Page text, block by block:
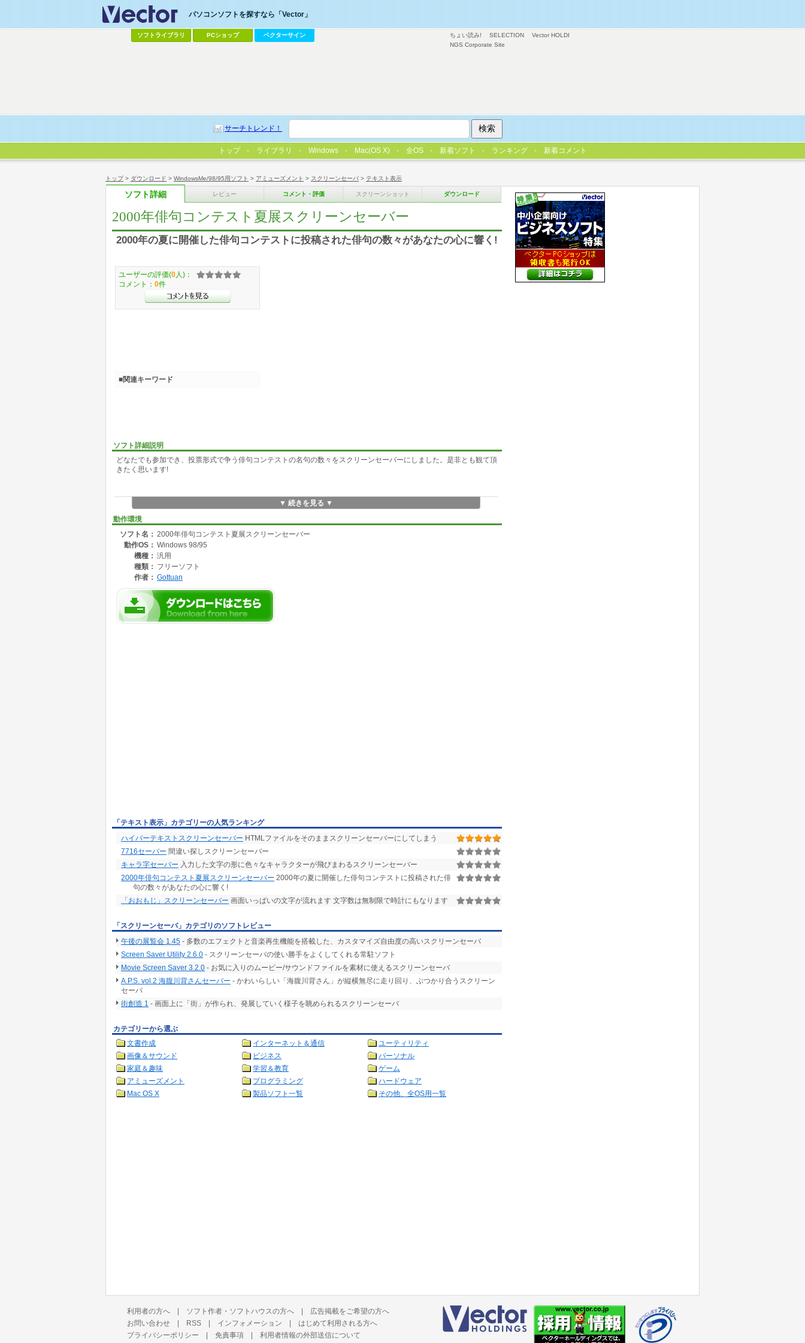
トップ> ダウンロード > WindowsMe/98/95用ソフト > アミューズメント > スクリーンセーバ > テキスト表示
ソフト詳細 レビュー コメント・評価 スクリーンショット ダウンロード
2000年俳句コンテスト夏展スクリーンセーバー
2000年の夏に開催した俳句コンテストに投稿された俳句の数々があなたの心に響く!
ソフト詳細説明
どなたでも参加でき、投票形式で争う俳句コンテストの名句の数々をスクリーンセーバーにしました。是非とも観て頂
きたく思います!
▼ 続きを見る ▼
動作環境
ソフト名： 2000年俳句コンテスト夏展スクリーンセーバー
動作OS： Windows 98/95
機種： 汎用
種類： フリーソフト
作者： Gottuan
ユーザーの評価(0 人)：
コメント： 0件
■関連キーワード
「テキスト表示」カテゴリーの人気ランキング
ハイパーテキストスクリーンセーバー HTMLファイルをそのままスクリーンセーバーにしてしまう
7716セーバー 間違い探しスクリーンセーバー
キャラ字セーバー 入力した文字の形に色々なキャラクターが飛びまわるスクリーンセーバー
2000年俳句コンテスト夏展スクリーンセーバー 2000年の夏に開催した俳句コンテストに投稿された俳
句の数々があなたの心に響く!
「おおもじ」スクリーンセーバー 画面いっぱいの文字が流れます 文字数は無制限で時計にもなります
「スクリーンセーバ」カテゴリのソフトレビュー
午後の展覧会 1.45 - 多数のエフェクトと音楽再生機能を搭載した、カスタマイズ自由度の高いスクリーンセーバ
Screen Saver Utility 2.6.0 - スクリーンセーバの使い勝手をよくしてくれる常駐ソフト
Movie Screen Saver 3.2.0 - お気に入りのムービー/サウンドファイルを素材に使えるスクリーンセーバ
A.P.S. vol.2 海腹川背さんセーバー - かわいらしい「海腹川背さん」が縦横無尽に走り回り、ぶつかり合うスクリーン
セーバ
街創造 1 - 画面上に「街」が作られ、発展していく様子を眺められるスクリーンセーバ
カテゴリーから選ぶ
文書作成
インターネット＆通信
ユーティリティ
画像＆サウンド
ビジネス
パーソナル
家庭＆趣味
学習＆教育
ゲーム
アミューズメント
プログラミング
ハードウェア
Mac OS X
製品ソフト一覧 その他、全OS用一覧
ちょい読み! SELECTION
Vector HOLDI
NGS Corporate Site
パソコンソフトを探すなら「Vector」
ソフトライブラリ PCショップ ベクターサイン
サーチトレンド！
トップ ライブラリ Windows Mac(OS X) 全OS 新着ソフト ランキング 新着コメント
利用者の方へ | ソフト作者・ソフトハウスの方へ | 広告掲載をご希望の方へ
お問い合わせ | RSS | インフォメーション | はじめて利用される方へ
プライバシーポリシー | 免責事項 | 利用者情報の外部送信について